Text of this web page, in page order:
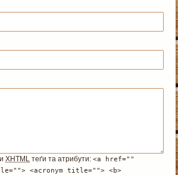
XHTML теґи та атрибути:<a href=""
<acronym title=""> <b>